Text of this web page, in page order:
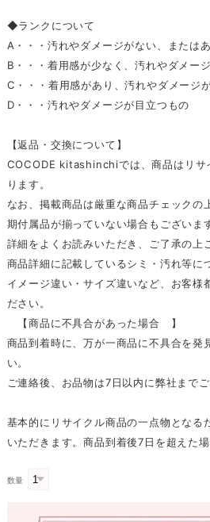
◆ランクについて
A・・・汚れやダメージがない、または
B・・・着用感が少なく、汚れやダメー
C・・・着用感があり、汚れやダメージ
D・・・汚れやダメージが目立つもの
【返品・交換について】
COCODE kitashinchiでは、商品はリサ
ります。
なお、掲載商品は厳重な商品チェック
期付属品が揃っていない場合もございま
詳細をよくお読みいただき、ご了承の上
商品詳細に記載しているシミ・汚れ等に
イメージ違い・サイズ違いなど、お客様
ださい。
【商品に不具合があった場合 】
商品到着時に、万が一商品に不具合を
い。
ご連絡後、お品物は7日以内に弊社まで
基本的にリサイクル商品の一点物とな
いただきます。商品到着後7日を超えた
数量